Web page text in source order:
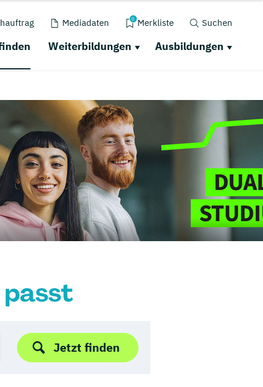
Mediadaten 0 Merkliste Suchen
Weiterbildungen Ausbildungen
passt
Jetzt finden